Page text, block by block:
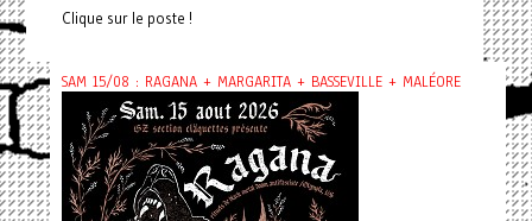
Clique sur le poste !
SAM 15/08 : RAGANA + MARGARITA + BASSEVILLE + MALÉORE